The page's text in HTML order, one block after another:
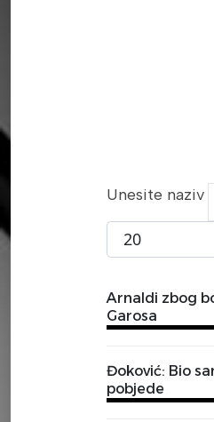
Unesite naziv
Prikaži broj
Arnaldi zbog
Garosa
Đoković: Bio
pobjede